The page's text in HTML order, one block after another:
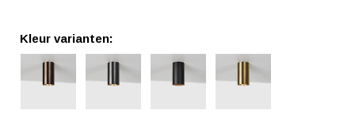
Kleur varianten: